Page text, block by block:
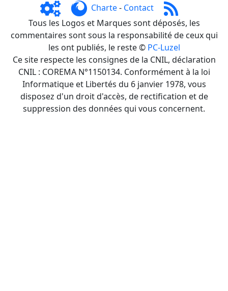
Charte- Contact
Tous les Logos et Marques sont déposés, les
commentaires sont sous la responsabilité de ceux qui
les ont publiés, le reste © PC-Luzel
Ce site respecte les consignes de la CNIL, déclaration
CNIL : COREMA N°1150134. Conformément à la loi
Informatique et Libertés du 6 janvier 1978, vous
disposez d'un droit d'accès, de rectification et de
suppression des données qui vous concernent.